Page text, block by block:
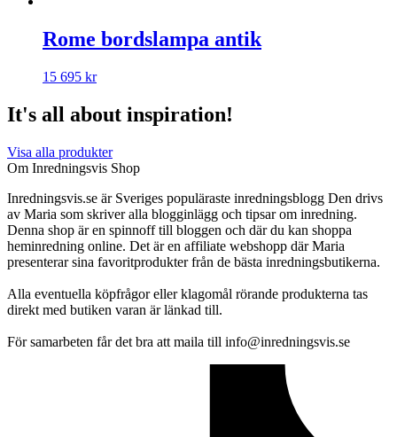
Rome bordslampa antik
15 695 kr
It's all about inspiration!
Visa alla produkter
Om Inredningsvis Shop
Inredningsvis.se är Sveriges populäraste inredningsblogg Den drivs
av Maria som skriver alla blogginlägg och tipsar om inredning.
Denna shop är en spinnoff till bloggen och där du kan shoppa
heminredning online. Det är en affiliate webshopp där Maria
presenterar sina favoritprodukter från de bästa inredningsbutikerna.
Alla eventuella köpfrågor eller klagomål rörande produkterna tas
direkt med butiken varan är länkad till.
För samarbeten får det bra att maila till info@inredningsvis.se